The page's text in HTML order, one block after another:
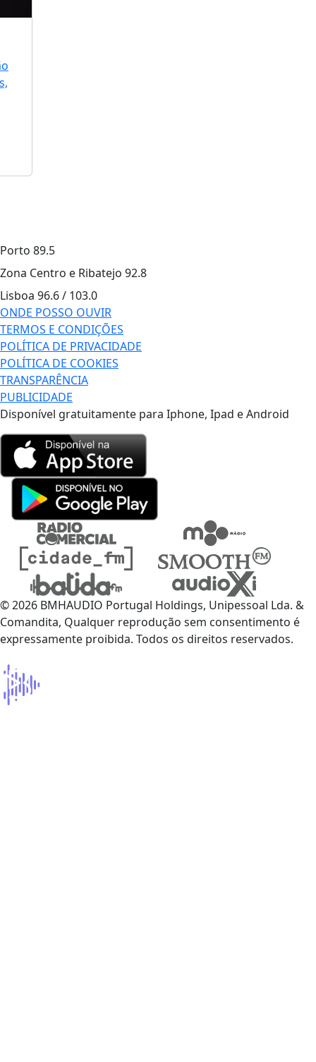
Porto 89.5
Zona Centro e Ribatejo 92.8
Lisboa 96.6 / 103.0
ONDE POSSO OUVIR
TERMOS E CONDIÇÕES
POLÍTICA DE PRIVACIDADE
POLÍTICA DE COOKIES
TRANSPARÊNCIA
PUBLICIDADE
Disponível gratuitamente para Iphone, Ipad e Android
© 2026 BMHAUDIO Portugal Holdings, Unipessoal Lda. &
Comandita, Qualquer reprodução sem consentimento é
expressamente proibida. Todos os direitos reservados.